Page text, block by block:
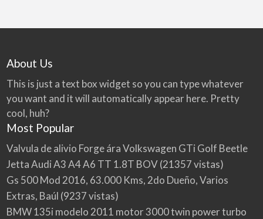
About Us
This is just a text box widget so you can type whatever
you want and it will automatically appear here. Pretty
cool, huh?
Most Popular
Valvula de alivio Forge ára Volkswagen GTi Golf Beetle
Jetta Audi A3 A4 A6 TT 1.8T BOV(21357 vistas)
Gs 500 Mod 2016, 63.000 Kms, 2do Dueño, Varios
Extras, Baúl (9237 vistas)
BMW 135i modelo 2011 motor 3000 twin power turbo